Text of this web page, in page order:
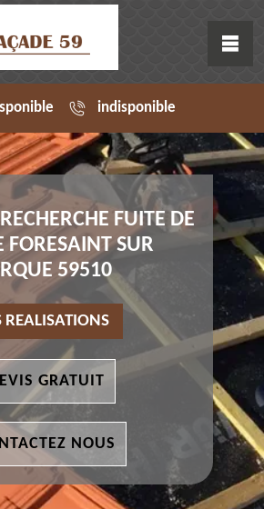
indisponible
FUITE DE
FORESAINT SUR
59510
REALISATIONS
GRATUIT
NOUS